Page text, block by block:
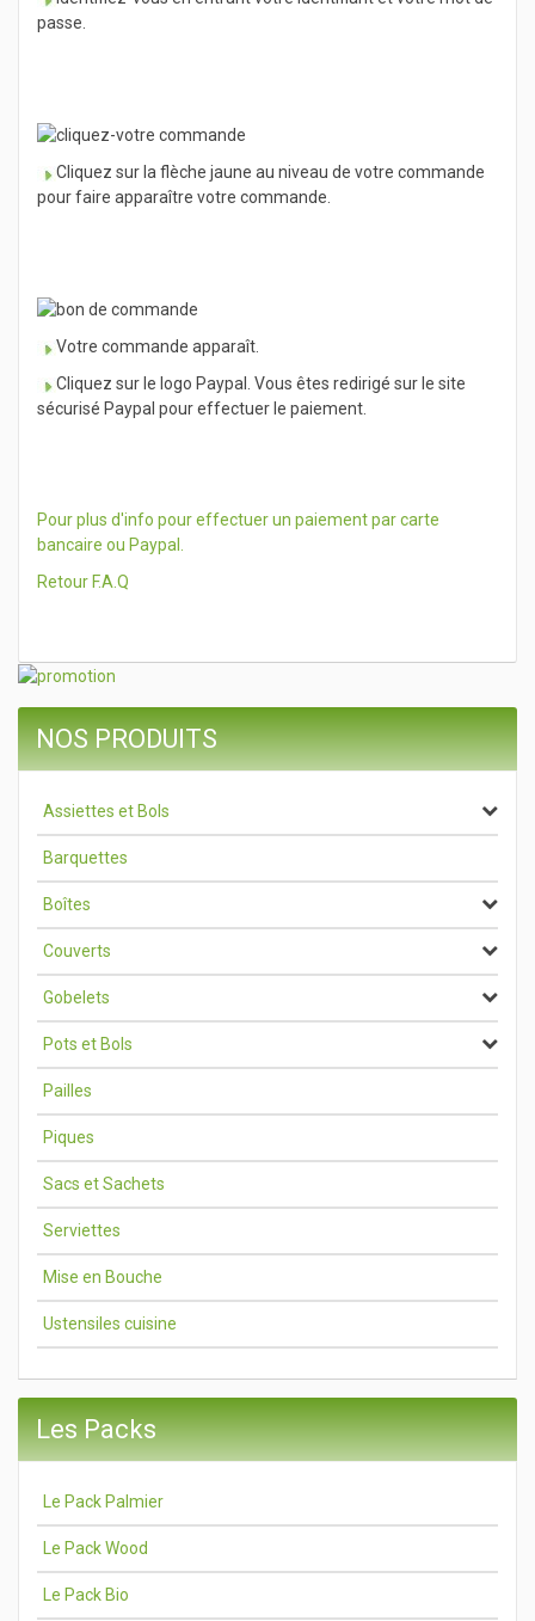
passe.
Cliquez sur la flèche jaune au niveau de votre commande
pour faire apparaître votre commande.
Votre commande apparaît.
Cliquez sur le logo Paypal. Vous êtes redirigé sur le site
sécurisé Paypal pour effectuer le paiement.
Pour plus d'info pour effectuer un paiement par carte
bancaire ou Paypal.
Retour F.A.Q
NOS PRODUITS
Assiettes et Bols
Barquettes
Boîtes
Couverts
Gobelets
Pots et Bols
Pailles
Piques
Sacs et Sachets
Serviettes
Mise en Bouche
Ustensiles cuisine
Les Packs
Le Pack Palmier
Le Pack Wood
Le Pack Bio